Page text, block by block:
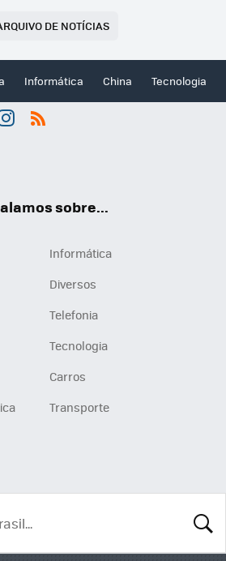
DE NOTÍCIAS
Informática China Tecnologia
sobre...
Informática
Diversos
Telefonia
Tecnologia
Carros
Transporte